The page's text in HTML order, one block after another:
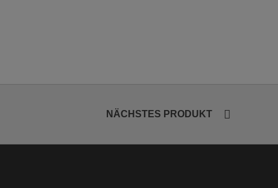
NÄCHSTES PRODUKT